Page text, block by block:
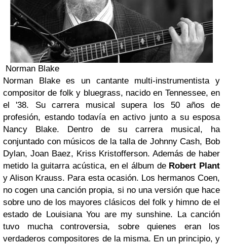
Norman Blake
Norman Blake es un cantante multi-instrumentista y
compositor de folk y bluegrass, nacido en Tennessee, en
el '38. Su carrera musical supera los 50 años de
profesión, estando todavía en activo junto a su esposa
Nancy Blake. Dentro de su carrera musical, ha
conjuntado con músicos de la talla de Johnny Cash, Bob
Dylan, Joan Baez, Kriss Kristofferson. Además de haber
metido la guitarra acústica, en el álbum de Robert Plant
y Alison Krauss. Para esta ocasión. Los hermanos Coen,
no cogen una canción propia, si no una versión que hace
sobre uno de los mayores clásicos del folk y himno de el
estado de Louisiana You are my sunshine. La canción
tuvo mucha controversia, sobre quienes eran los
verdaderos compositores de la misma. En un principio, y